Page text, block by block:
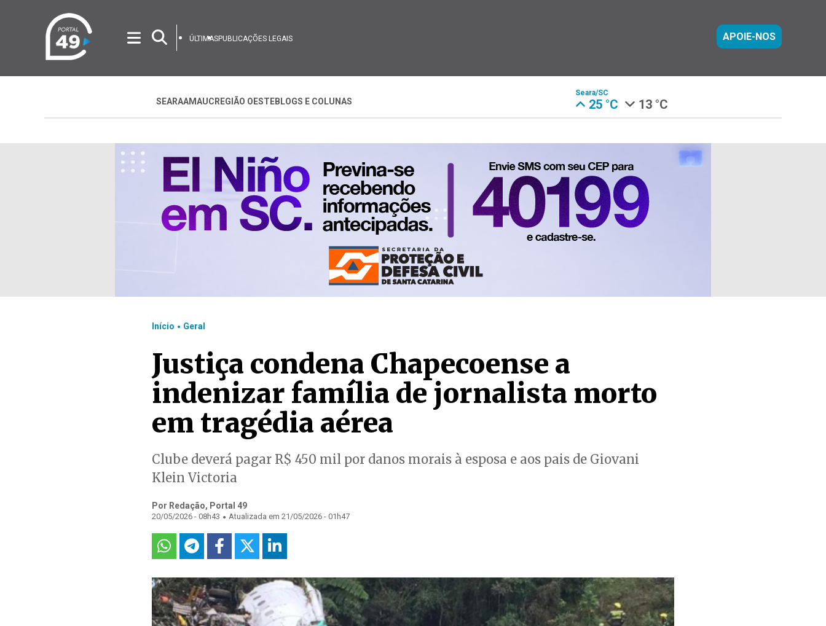
ÚLTIMASPUBLICAÇÕES LEGAIS APOIE-NOS
SEARAAMAUC REGIÃO OESTEBLOGS E COLUNAS
Seara/SC
25 °C 13 °C
Início . Geral
Justiça condena Chapecoense a
indenizar família de jornalista morto
em tragédia aérea
Clube deverá pagar R$ 450 mil por danos morais à esposa e aos pais de Giovani
Klein Victoria
Por Redação, Portal 49
20/05/2026 - 08h43 . Atualizada em 21/05/2026 - 01h47